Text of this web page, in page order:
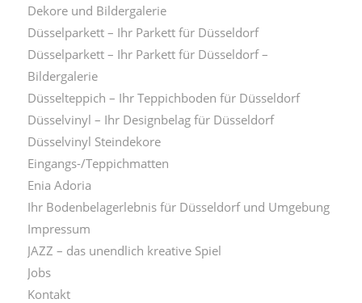
Dekore und Bildergalerie
Düsselparkett – Ihr Parkett für Düsseldorf
Düsselparkett – Ihr Parkett für Düsseldorf –
Bildergalerie
Düsselteppich – Ihr Teppichboden für Düsseldorf
Düsselvinyl – Ihr Designbelag für Düsseldorf
Düsselvinyl Steindekore
Eingangs-/Teppichmatten
Enia Adoria
Ihr Bodenbelagerlebnis für Düsseldorf und Umgebung
Impressum
JAZZ – das unendlich kreative Spiel
Jobs
Kontakt